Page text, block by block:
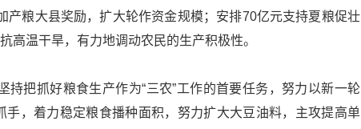
产粮大县奖励，扩大轮作资金规模；安排70亿元支持夏粮促壮
高温干旱，有力地调动农民的生产积极性。
持把抓好粮食生产作为“三农”工作的首要任务，努力以新一轮
手，着力稳定粮食播种面积，努力扩大大豆油料，主攻提高单